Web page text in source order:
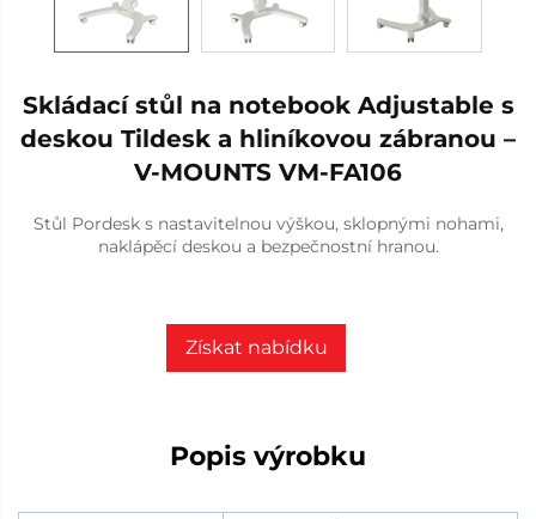
Skládací stůl na notebook Adjustable s
deskou Tildesk a hliníkovou zábranou –
V-MOUNTS VM-FA106
Stůl Pordesk s nastavitelnou výškou, sklopnými nohami,
naklápěcí deskou a bezpečnostní hranou.
Získat nabídku
Popis výrobku